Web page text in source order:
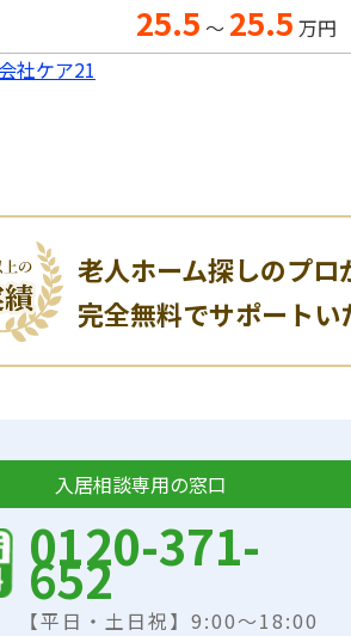
25.5 ～ 25.5 万円
社ケア21
老人ホーム探しのプ
完全無料でサポートい
入居相談専用の窓口
0120-371-
652
【平日・土日祝】9:00～18:00